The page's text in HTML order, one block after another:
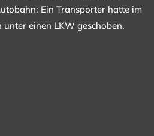
Ein Transporter hatte im
einen LKW geschoben.